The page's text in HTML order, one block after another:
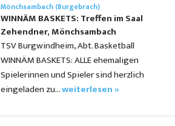
Mönchsambach (Burgebrach)
WINNÄM BASKETS: Treffen im Saal
Zehendner, Mönchsambach
TSV Burgwindheim, Abt. Basketball
WINNÄM BASKETS: ALLE ehemaligen
Spielerinnen und Spieler sind herzlich
eingeladen zu…weiterlesen »